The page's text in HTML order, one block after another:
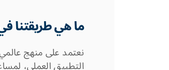
ما هي طريقتنا
نعتمد على منهج
التطبيق العملي،